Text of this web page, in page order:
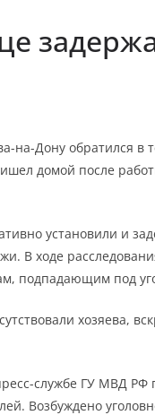
на-Дону обратился
домой после
установили и
В ходе
подпадающим под
хозяева,
службе ГУ МВД РФ
Возбуждено